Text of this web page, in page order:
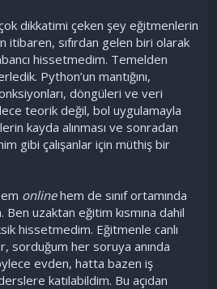
dikkatimi çeken şey eğitmenlerin
itibaren, sıfırdan gelen biri olarak
hissetmedim. Temelden
Python’un mantığını,
döngüleri ve veri
teorik değil, bol uygulamayla
kayda alınması ve sonradan
gibi çalışanlar için müthiş bir
onlinehem de sınıf ortamında
uzaktan eğitim kısmına dahil
hissetmedim. Eğitmenle canlı
sorduğum her soruya anında
evden, hatta bazen iş
katılabildim. Bu açıdan